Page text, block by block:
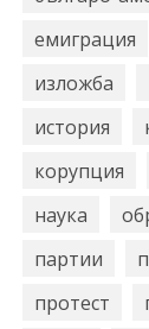
емиграция
изложба
история
корупция
наука
партии
протест